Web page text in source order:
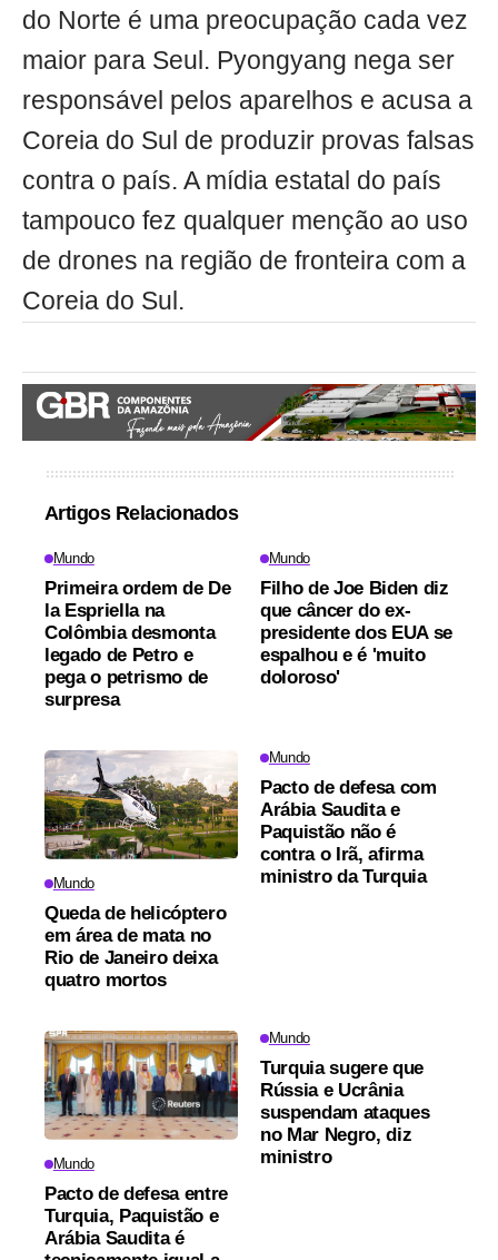
do Norte é uma preocupação cada vez
maior para Seul. Pyongyang nega ser
responsável pelos aparelhos e acusa a
Coreia do Sul de produzir provas falsas
contra o país. A mídia estatal do país
tampouco fez qualquer menção ao uso
de drones na região de fronteira com a
Coreia do Sul.
Artigos Relacionados
Mundo
Primeira ordem de De
la Espriella na
Colômbia desmonta
legado de Petro e
pega o petrismo de
surpresa
Mundo
Filho de Joe Biden diz
que câncer do ex-
presidente dos EUA se
espalhou e é 'muito
doloroso'
Mundo
Queda de helicóptero
em área de mata no
Rio de Janeiro deixa
quatro mortos
Mundo
Pacto de defesa com
Arábia Saudita e
Paquistão não é
contra o Irã, afirma
ministro da Turquia
Mundo
Pacto de defesa entre
Turquia, Paquistão e
Arábia Saudita é
Mundo
Turquia sugere que
Rússia e Ucrânia
suspendam ataques
no Mar Negro, diz
ministro